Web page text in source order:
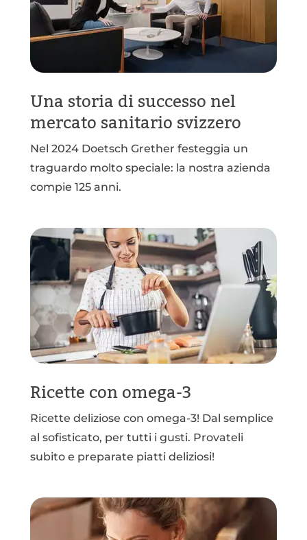
Una storia di successo nel
mercato sanitario svizzero
Nel 2024 Doetsch Grether festeggia un
traguardo molto speciale: la nostra azienda
compie 125 anni.
Ricette con omega-3
Ricette deliziose con omega-3! Dal semplice
al sofisticato, per tutti i gusti. Provateli
subito e preparate piatti deliziosi!